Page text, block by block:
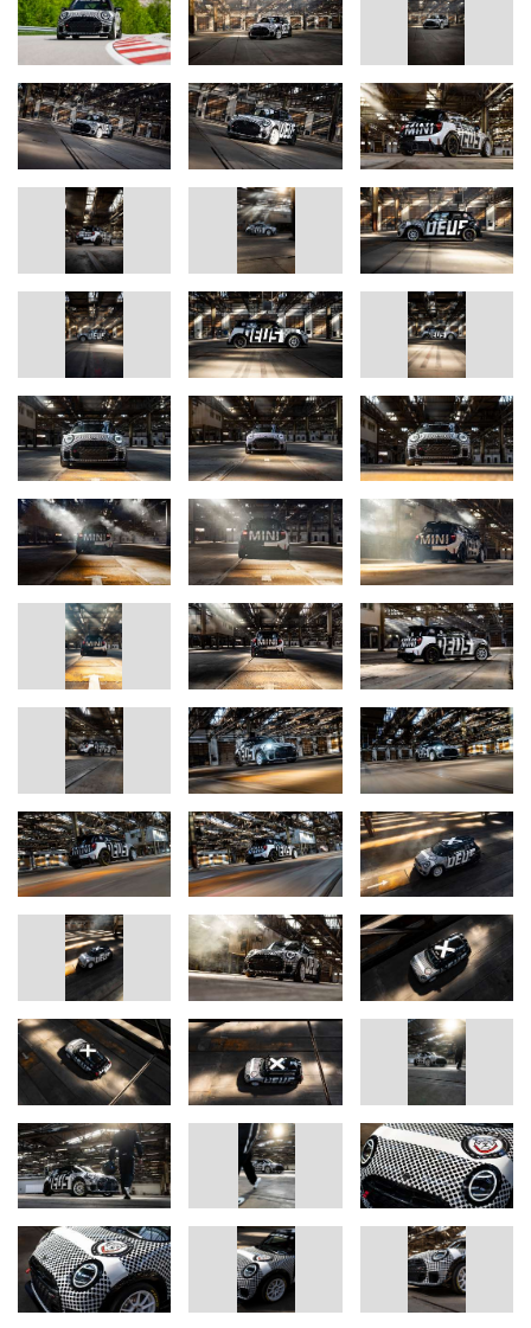
The race: The legendary ‘Green Hell’.
The 24-hour race at the Nürburgring enters its 53rd round in
2025. Around 130 racing cars race around one of the longest
racetracks in the world. 24 hours, around the clock. MINI John
Cooper Works, together with the Bulldog Racing Team, is once
again bringing a racing car to the start after last year's brilliant
class victory - and after intensive preparations is ready for the
ultimate endurance test on the 25.378-kilometre circuit of the
"Green Hell".
Read more about MINI John Cooper Works and Bulldog
Racing at the 24-hour race at the Nürburgring here.
In case of queries, please contact:
Corporate Communications
Julian Kisch, Press Spokesperson, Product Communications MINI
Phone: +49-151-601-38072
Micaela Sandstede, Head of Communications MINI
Phone: +49-176-601-61611
E-mail:micaela.sandstede@bmw.de